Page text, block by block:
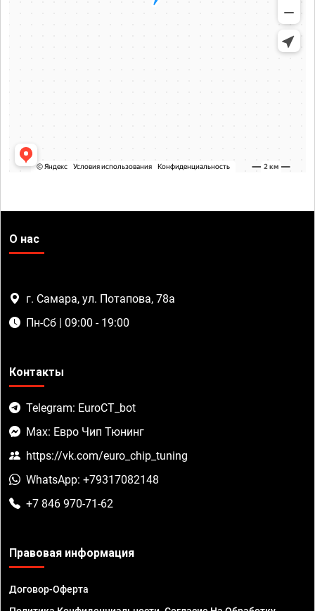
О нас
г. Самара, ул. Потапова, 78а
Пн-Сб | 09:00 - 19:00
Контакты
Telegram: EuroCT_bot
Max: Евро Чип Тюнинг
https://vk.com/euro_chip_tuning
WhatsApp: +79317082148
+7 846 970-71-62
Правовая информация
Договор-Оферта